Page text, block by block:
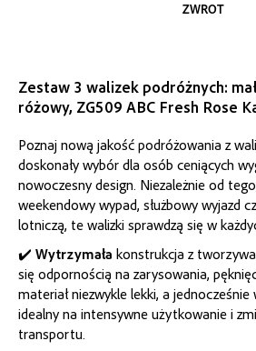
ZWROT
Zestaw 3 walizek podróżnych:
różowy, ZG509 ABC Fresh Rose
Poznaj nową jakość podróżowania z
doskonały wybór dla osób ceniących
nowoczesny design. Niezależnie od
weekendowy wypad, służbowy wyjazd
lotniczą, te walizki sprawdzą się w
✔️ Wytrzymała konstrukcja z
się odpornością na zarysowania,
materiał niezwykle lekki, a
idealny na intensywne użytkowanie i
transportu.